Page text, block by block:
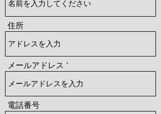
住所
メールアドレス
電話番号